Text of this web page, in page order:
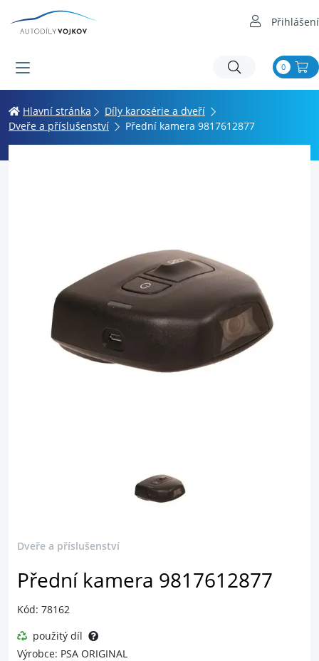
Přihlášení
0
Hlavní stránka
Díly karosérie a dveří
Dveře a příslušenství
Přední kamera 9817612877
Dveře a příslušenství
Přední kamera 9817612877
Kód: 78162
použitý díl
Výrobce: PSA ORIGINAL